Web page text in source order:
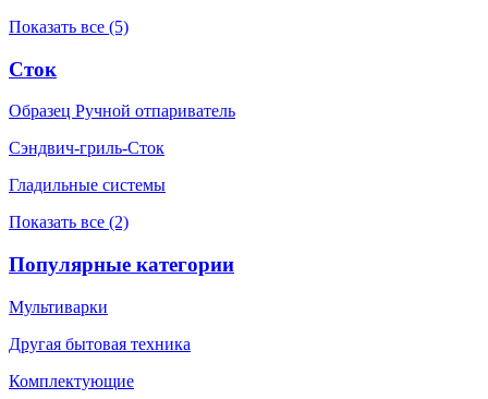
Показать все (5)
Сток
Образец Ручной отпариватель
Сэндвич-гриль-Сток
Гладильные системы
Показать все (2)
Популярные категории
Мультиварки
Другая бытовая техника
Комплектующие